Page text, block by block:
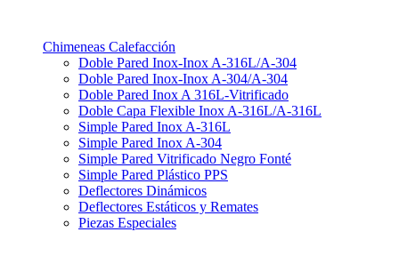
Chimeneas Calefacción
Doble Pared Inox-Inox A-316L/A-304
Doble Pared Inox-Inox A-304/A-304
Doble Pared Inox A 316L-Vitrificado
Doble Capa Flexible Inox A-316L/A-316L
Simple Pared Inox A-316L
Simple Pared Inox A-304
Simple Pared Vitrificado Negro Fonté
Simple Pared Plástico PPS
Deflectores Dinámicos
Deflectores Estáticos y Remates
Piezas Especiales